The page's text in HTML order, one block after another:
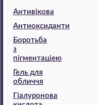
Антивікова
Антиоксиданти
Боротьба
з
пігментаціею
Гель для
обличчя
Гіалуронова